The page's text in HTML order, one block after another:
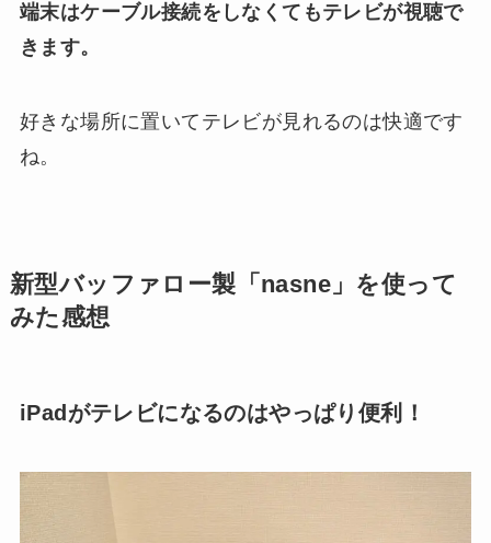
端末はケーブル接続をしなくてもテレビが視聴で
きます。
好きな場所に置いてテレビが見れるのは快適です
ね。
新型バッファロー製「nasne」を使って
みた感想
iPadがテレビになるのはやっぱり便利！